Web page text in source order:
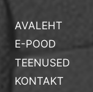
AVALEHT
E-POOD
TEENUSED
KONTAKT